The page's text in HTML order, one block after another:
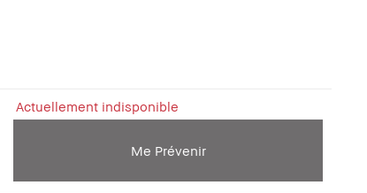
Actuellement indisponible
Me Prévenir